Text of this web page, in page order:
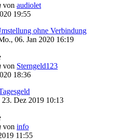
von audiolet
19:55
ohne Verbindung
06. Jan 2020 16:19
von Sterngeld123
18:36
Dez 2019 10:13
von info
11:55